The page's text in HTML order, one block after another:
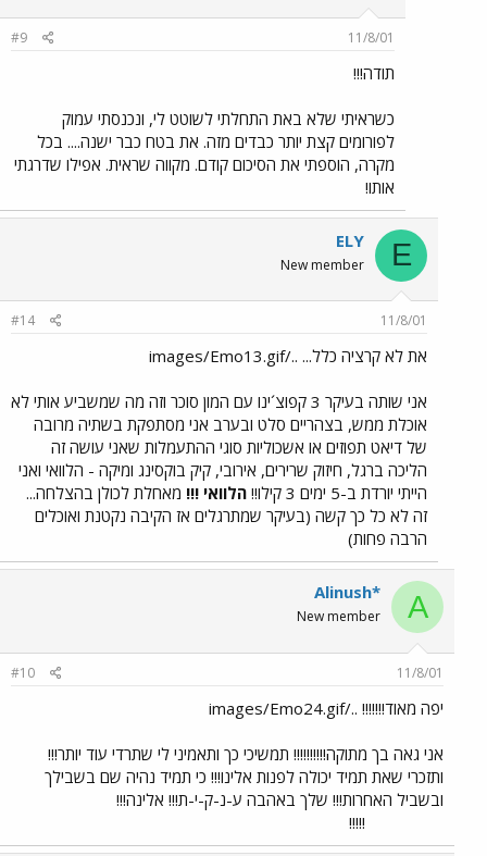
11/8/01
#9
תודה!!!
כשראיתי שלא באת התחלתי לשוטט לי, ונכנסתי עמוק
לפורומים קצת יותר כבדים מזה. את בטח כבר ישנה.... בכל
מקרה, הוספתי את הסיכום קודם. מקווה שראית. אפילו שדרגתי
אותו!
E
ELY
New member
11/8/01
#14
את לא קרציה כלל... ../images/Emo13.gif
אני שותה בעיקר 3 קפוצ´ינו עם המון סוכר וזה מה שמשביע אותי לא
אוכלת ממש, בצהריים סלט ובערב אני מסתפקת בשתיה מרובה
של דיאט תפוזים או אשכוליות סוגי ההתעמלות שאני עושה זה
הליכה ברגל, חיזוק שרירים, אירובי, קיק בוקסינג ומיקה - הלוואי ואני
הייתי יורדת ב-5 ימים 3 קילו!!
הלוואי !!! מאחלת לכולן בהצלחה...
זה לא כל כך קשה (בעיקר שמתרגלים אז הקיבה נקטנת ואוכלים
הרבה פחות)
A
Alinush*
New member
11/8/01
#10
יפה מאוד!!!!!!! ../images/Emo24.gif
אני גאה בך מתוקה!!!!!!!!!! תמשיכי כך ותאמיני לי שתרדי עוד יותר!!!
ותזכרי שאת תמיד יכולה לפנות אלינו!!! כי תמיד נהיה שם בשבילך
ובשביל האחרות!!! שלך באהבה ע-נ-ק-י-ת!!! אלינה!!!
!!!!!